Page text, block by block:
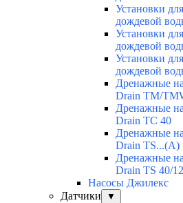
Установки
дождевой
Установки
дождевой
Установки
дождевой
Дренажные
Drain TM/
Дренажные
Drain TC 40
Дренажные
Drain TS...(A)
Дренажные
Drain TS 40/
Насосы Джилекс
Датчики
▼